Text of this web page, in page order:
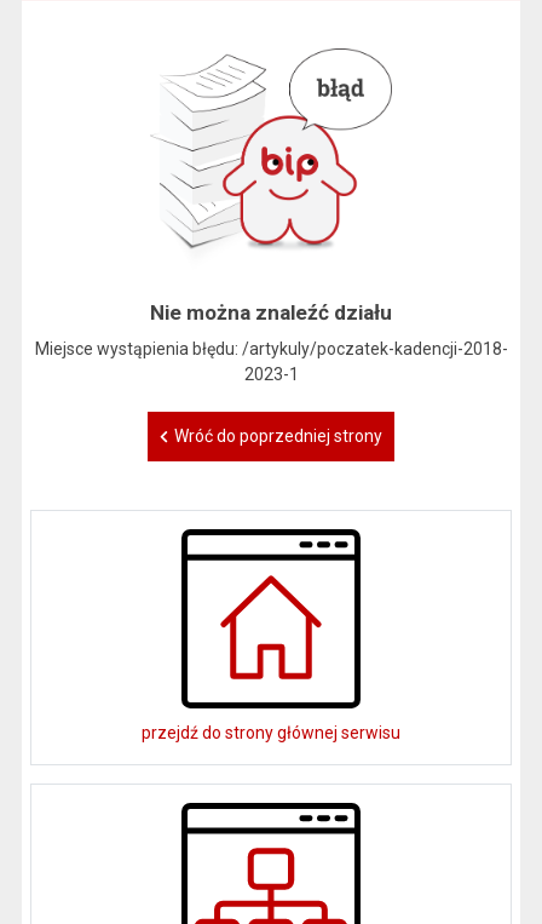
Nie można znaleźć działu
Miejsce wystąpienia błędu: /artykuly/poczatek-kadencji-2018-
2023-1
Wróć do poprzedniej strony
przejdź do strony głównej serwisu